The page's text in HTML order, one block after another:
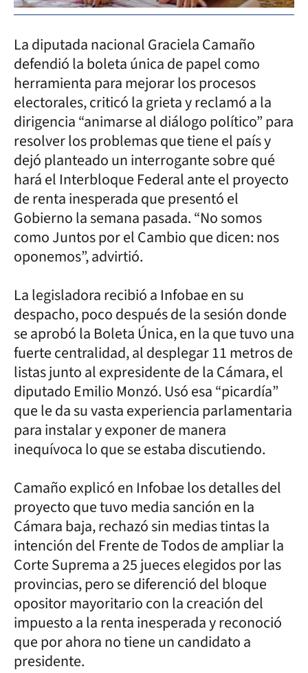
La diputada nacional Graciela Camaño
defendió la boleta única de papel como
herramienta para mejorar los procesos
electorales, criticó la grieta y reclamó a la
dirigencia “animarse al diálogo político” para
resolver los problemas que tiene el país y
dejó planteado un interrogante sobre qué
hará el Interbloque Federal ante el proyecto
de renta inesperada que presentó el
Gobierno la semana pasada. “No somos
como Juntos por el Cambio que dicen: nos
oponemos”, advirtió.
La legisladora recibió a Infobae en su
despacho, poco después de la sesión donde
se aprobó la Boleta Única, en la que tuvo una
fuerte centralidad, al desplegar 11 metros de
listas junto al expresidente de la Cámara, el
diputado Emilio Monzó. Usó esa “picardía”
que le da su vasta experiencia parlamentaria
para instalar y exponer de manera
inequívoca lo que se estaba discutiendo.
Camaño explicó en Infobae los detalles del
proyecto que tuvo media sanción en la
Cámara baja, rechazó sin medias tintas la
intención del Frente de Todos de ampliar la
Corte Suprema a 25 jueces elegidos por las
provincias, pero se diferenció del bloque
opositor mayoritario con la creación del
impuesto a la renta inesperada y reconoció
que por ahora no tiene un candidato a
presidente.